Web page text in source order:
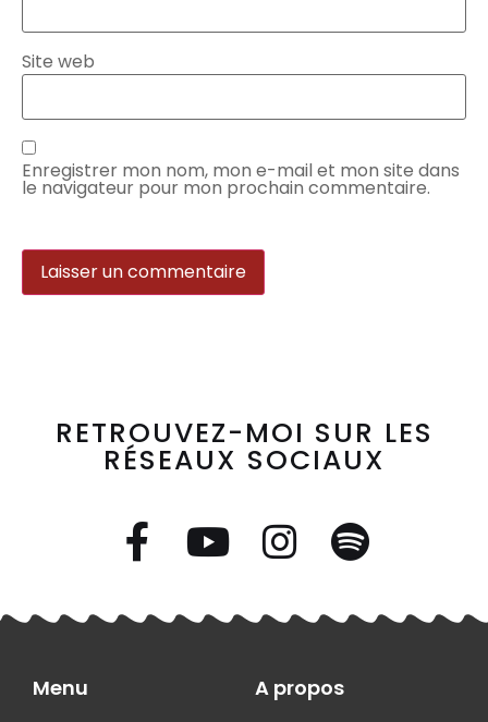
Site web
Enregistrer mon nom, mon e-mail et mon site dans
le navigateur pour mon prochain commentaire.
RETROUVEZ-MOI SUR LES
RÉSEAUX SOCIAUX
Menu A propos